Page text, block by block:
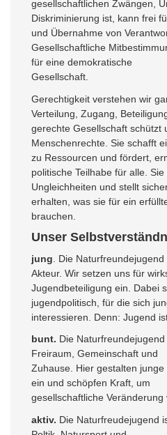
gesellschaftlichen Zwängen,
Diskriminierung ist, kann frei
und Übernahme von
Gesellschaftliche
für eine demokratische
Gesellschaft.
Gerechtigkeit verstehen wir
Verteilung, Zugang,
gerechte Gesellschaft schützt
Menschenrechte. Sie schafft
zu Ressourcen und fördert,
politische Teilhabe für alle.
Ungleichheiten und stellt
erhalten, was sie für ein
brauchen.
Unser
jung . Die
Akteur. Wir setzen uns für
Jugendbeteiligung ein. Dabei
jugendpolitisch, für die sich
interessieren. Denn: Jugend
bunt. Die
Freiraum, Gemeinschaft und
Zuhause. Hier gestalten
ein und schöpfen Kraft, um
gesellschaftliche Veränderung
aktiv. Die Naturfreudejugend